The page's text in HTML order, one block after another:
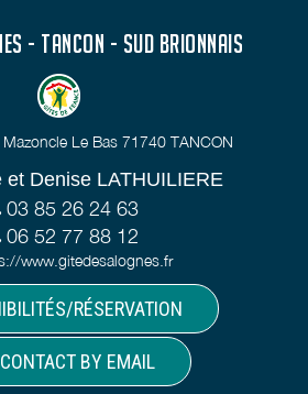
- TANCON - SUD BRIONNAIS
Le Bas 71740 TANCON
et Denise LATHUILIERE
03 85 26 24 63
06 52 77 88 12
www.gitedesalognes.fr
RÉSERVATION
BY EMAIL